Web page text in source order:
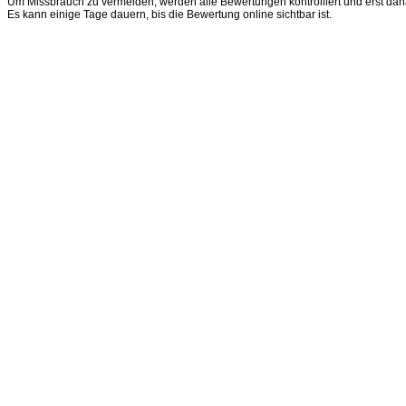
Es kann einige Tage dauern, bis die Bewertung online sichtbar ist.